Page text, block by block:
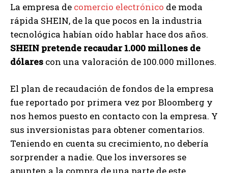
La empresa de comercio electrónico de moda
rápida SHEIN, de la que pocos en la industria
tecnológica habían oído hablar hace dos años.
SHEIN pretende recaudar 1.000 millones de
dólares con una valoración de 100.000 millones.
El plan de recaudación de fondos de la empresa
fue reportado por primera vez por Bloomberg y
nos hemos puesto en contacto con la empresa. Y
sus inversionistas para obtener comentarios.
Teniendo en cuenta su crecimiento, no debería
sorprender a nadie. Que los inversores se
apunten a la compra de una parte de este